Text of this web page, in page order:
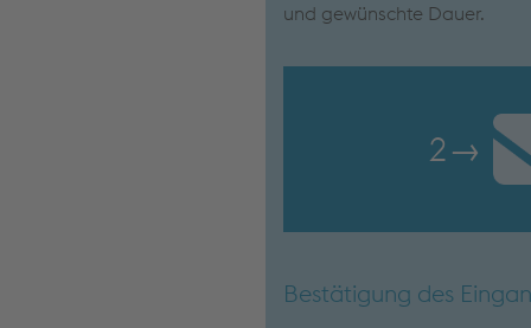
und gewünschte Dauer.
2→
Bestätigung des